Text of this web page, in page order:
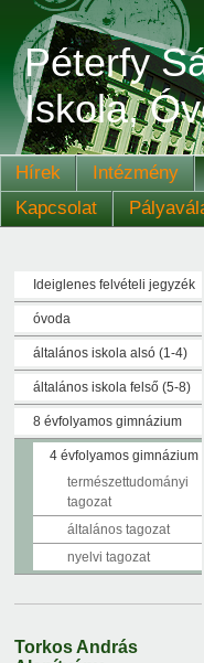
Péterfy
Iskola,
Hírek Intézmény
Kapcsolat
Ideiglenes felvételi jegyzék
óvoda
általános iskola alsó (1-4)
általános iskola felső (5-8)
8 évfolyamos gimnázium
4 évfolyamos gimnázium
természettudományi
tagozat
általános tagozat
nyelvi tagozat
Torkos András